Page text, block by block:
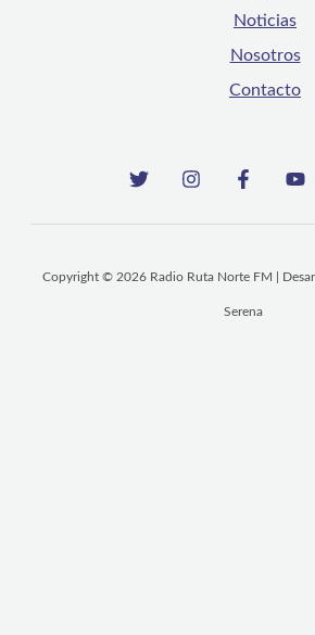
Noticias
Nosotros
Contacto
Copyright © 2026 Radio Ruta Norte FM |
Serena